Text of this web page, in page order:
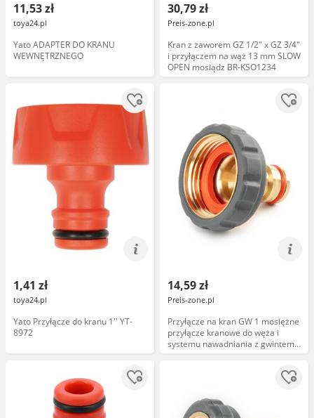
11,53 zł
toya24.pl
Yato ADAPTER DO KRANU
WEWNĘTRZNEGO
30,79 zł
Preis-zone.pl
Kran z zaworem GZ 1/2" x GZ 3/4"
i przyłączem na wąż 13 mm SLOW
OPEN mosiądz BR-KSO1234
1,41 zł
toya24.pl
Yato Przyłącze do kranu 1'' YT-
8972
14,59 zł
Preis-zone.pl
Przyłącze na kran GW 1 mosiężne
przyłącze kranowe do węża i
systemu nawadniania z gwintem
wewnętrznym BRASS SOFT BR-